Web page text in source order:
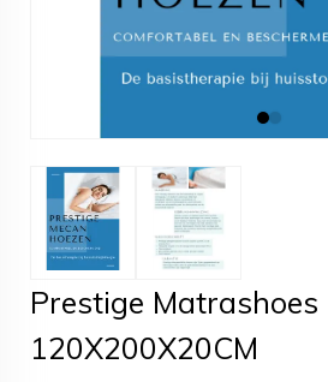
Prestige Matrashoes
120X200X20CM